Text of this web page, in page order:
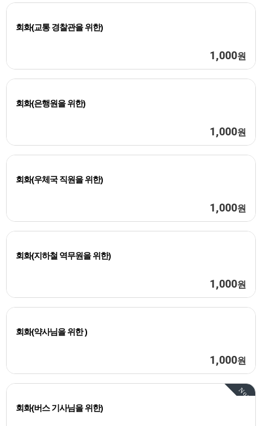
회화(교통 경찰관을 위한)
1,000원
회화(은행원을 위한)
1,000원
회화(우체국 직원을 위한)
1,000원
회화(지하철 역무원을 위한)
1,000원
회화(약사님을 위한 )
1,000원
Now
회화(버스 기사님을 위한)